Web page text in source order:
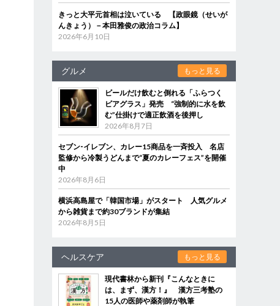
きっと大平元首相は泣いている 【政眼鏡（せいが
んきょう）－本田雅俊の政治コラム】
2026年6月10日
グルメ もっと見る
ビールだけ飲むと倒れる「ふらつく
ビアグラス」発売 “強制的に水を飲
む”仕掛けで適正飲酒を後押し
2026年8月7日
セブン‐イレブン、カレー15商品を一斉投入 名店
監修から冷製うどんまで“夏のカレーフェス”を開催
中
2026年8月6日
横浜高島屋で「韓国市場」がスタート 人気グルメ
から雑貨まで約30ブランドが集結
2026年8月5日
ヘルスケア もっと見る
現代書林から新刊『こんなときに
は、まず、漢方！』 漢方三考塾の
15人の医師や薬剤師が執筆